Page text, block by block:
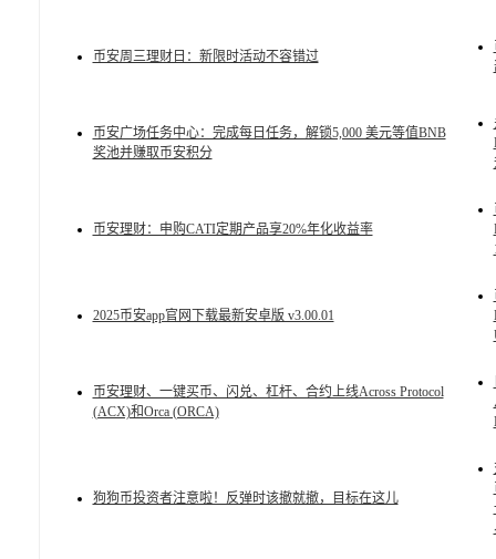
币安周三理财日：新限时活动不容错过
币安广场任务中心：完成每日任务，解锁5,000 美元等值BNB
奖池并赚取币安积分
币安理财：申购CATI定期产品享20%年化收益率
2025币安app官网下载最新安卓版 v3.00.01
币安理财、一键买币、闪兑、杠杆、合约上线Across Protocol
(ACX)和Orca (ORCA)
狗狗币投资者注意啦！反弹时该撤就撤，目标在这儿